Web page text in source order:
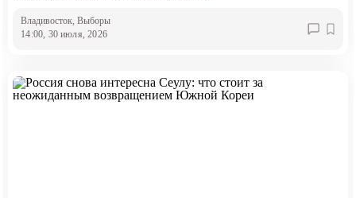
Владивосток , Выборы
14:00, 30 июля, 2026